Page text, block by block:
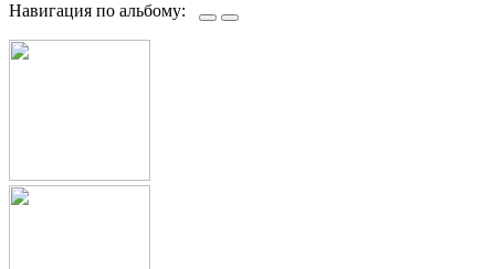
Навигация по альбому: